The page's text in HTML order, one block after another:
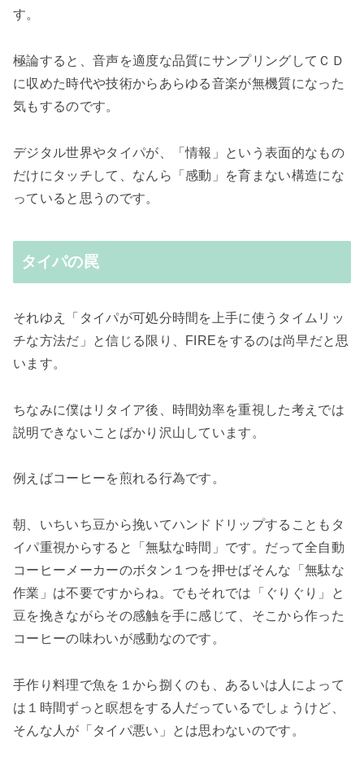
す。
極論すると、音声を適度な品質にサンプリングしてＣＤ
に収めた時代や技術からあらゆる音楽が無機質になった
気もするのです。
デジタル世界やタイパが、「情報」という表面的なもの
だけにタッチして、なんら「感動」を育まない構造にな
っていると思うのです。
タイパの罠
それゆえ「タイパが可処分時間を上手に使うタイムリッ
チな方法だ」と信じる限り、FIREをするのは尚早だと思
います。
ちなみに僕はリタイア後、時間効率を重視した考えでは
説明できないことばかり沢山しています。
例えばコーヒーを煎れる行為です。
朝、いちいち豆から挽いてハンドドリップすることもタ
イパ重視からすると「無駄な時間」です。だって全自動
コーヒーメーカーのボタン１つを押せばそんな「無駄な
作業」は不要ですからね。でもそれでは「ぐりぐり」と
豆を挽きながらその感触を手に感じて、そこから作った
コーヒーの味わいが感動なのです。
手作り料理で魚を１から捌くのも、あるいは人によって
は １時間ずっと瞑想をする人だっているでしょうけど、
そんな人が「タイパ悪い」とは思わないのです。